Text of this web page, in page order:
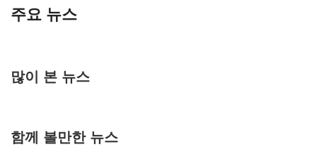
주요 뉴스
많이 본 뉴스
함께 볼만한 뉴스